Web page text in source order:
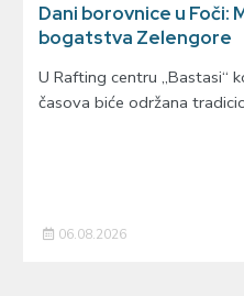
Dani borovnice u Foči:
bogatstva Zelengore
U Rafting centru „Bastasi“
časova biće održana
06.08.2026